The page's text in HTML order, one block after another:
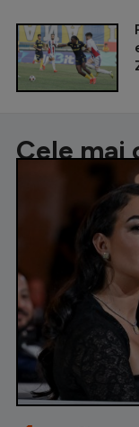
Cele mai